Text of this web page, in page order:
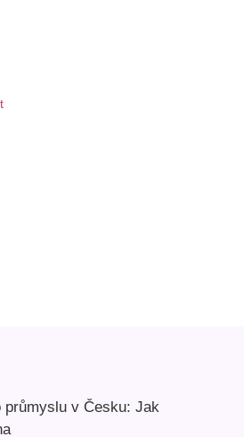
průmyslu v Česku: Jak